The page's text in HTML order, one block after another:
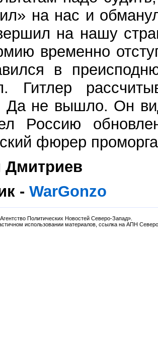
на нас и
на нашу
временно
в
Гитлер
Да не вышло. Он
Россию
фюрер
Дмитриев
- WarGonzo
Политических Новостей Северо-Запад».
использовании материалов, ссылка на АПН